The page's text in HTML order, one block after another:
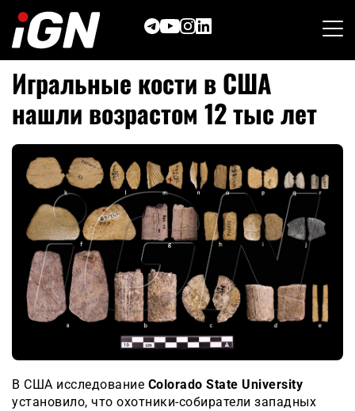
content
Игральные кости в США
нашли возрастом 12 тыс лет
В США исследование Colorado State University
установило, что охотники-собиратели западных